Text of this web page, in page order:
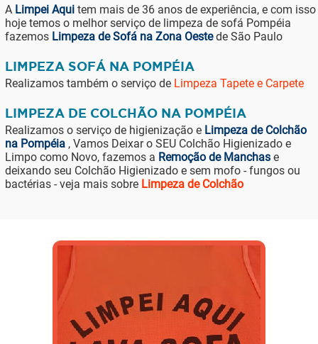
A Limpei Aquitem mais de 36 anos de experiência, e com isso
hoje temos o melhor serviço de limpeza de sofá Pompéia
fazemos Limpeza de Sofá na Zona Oestede São Paulo
LIMPEZA SOFÁ NA POMPÉIA
Realizamos também o serviço de Limpeza Tapete e Carpete
LIMPEZA DE COLCHÃO NA POMPÉIA
Realizamos o serviço de higienização e Limpeza de Colchão
na Pompéia, Vamos Deixar o SEU Colchão Higienizado e
Limpo como Novo, fazemos a Remoção de Manchase
deixando seu Colchão Higienizado e sem mofo - fungos ou
bactérias - veja mais sobre Limpeza de Colchão